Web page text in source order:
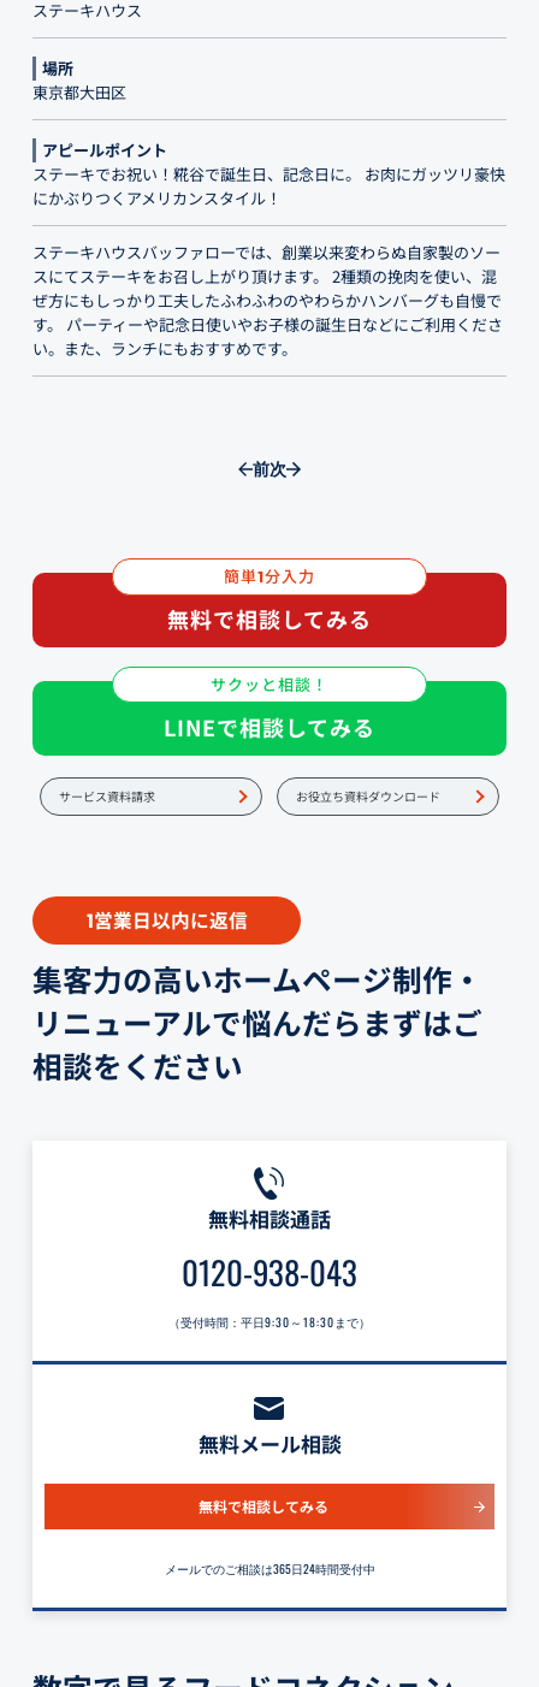
ステーキハウス
場所
東京都大田区
アピールポイント
ステーキでお祝い！糀谷で誕生日、記念日に。 お肉にガッツリ豪快
にかぶりつくアメリカンスタイル！
ステーキハウスバッファローでは、創業以来変わらぬ自家製のソー
スにてステーキをお召し上がり頂けます。 2種類の挽肉を使い、混
ぜ方にもしっかり工夫したふわふわのやわらかハンバーグも自慢で
す。 パーティーや記念日使いやお子様の誕生日などにご利用くださ
い。また、ランチにもおすすめです。
前次
簡単1分入力
無料で相談してみる
サクッと相談！
LINEで相談してみる
サービス資料請求 お役立ち資料ダウンロード
1営業日以内に返信
集客力の高いホームページ制作・
リニューアルで悩んだらまずはご
相談をください
無料相談通話
0120-938-043
（受付時間：平日9:30～18:30 まで）
無料メール相談
無料で相談してみる
メールでのご相談は365日24時間受付中